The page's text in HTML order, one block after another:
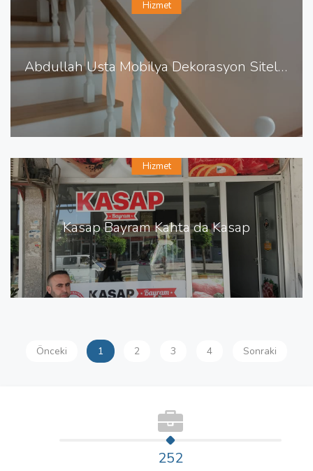
Abdullah Usta Mobilya Dekorasyon Sitelerde Mobilya Dekorasyon
Hizmet
Kasap Bayram Kahta da Kasap
Hizmet
Önceki 1 2 3 4 Sonraki
252